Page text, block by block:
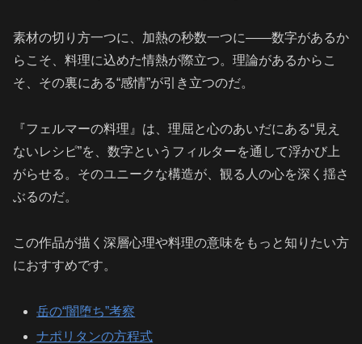
素材の切り方一つに、加熱の秒数一つに――数字があるか
らこそ、料理に込めた情熱が際立つ。理論があるからこ
そ、その裏にある“感情”が引き立つのだ。
『フェルマーの料理』は、理屈と心のあいだにある“見え
ないレシピ”を、数字というフィルターを通して浮かび上
がらせる。そのユニークな構造が、観る人の心を深く揺さ
ぶるのだ。
この作品が描く深層心理や料理の意味をもっと知りたい方
におすすめです。
岳の“闇堕ち”考察
ナポリタンの方程式